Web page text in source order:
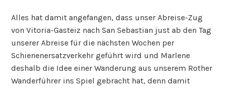
Alles hat damit angefangen, dass unser Abreise-Zug
von Vitoria-Gasteiz nach San Sebastian just ab den Tag
unserer Abreise für die nächsten Wochen per
Schienenersatzverkehr geführt wird und Marlene
deshalb die Idee einer Wanderung aus unserem Rother
Wanderführer ins Spiel gebracht hat, denn damit